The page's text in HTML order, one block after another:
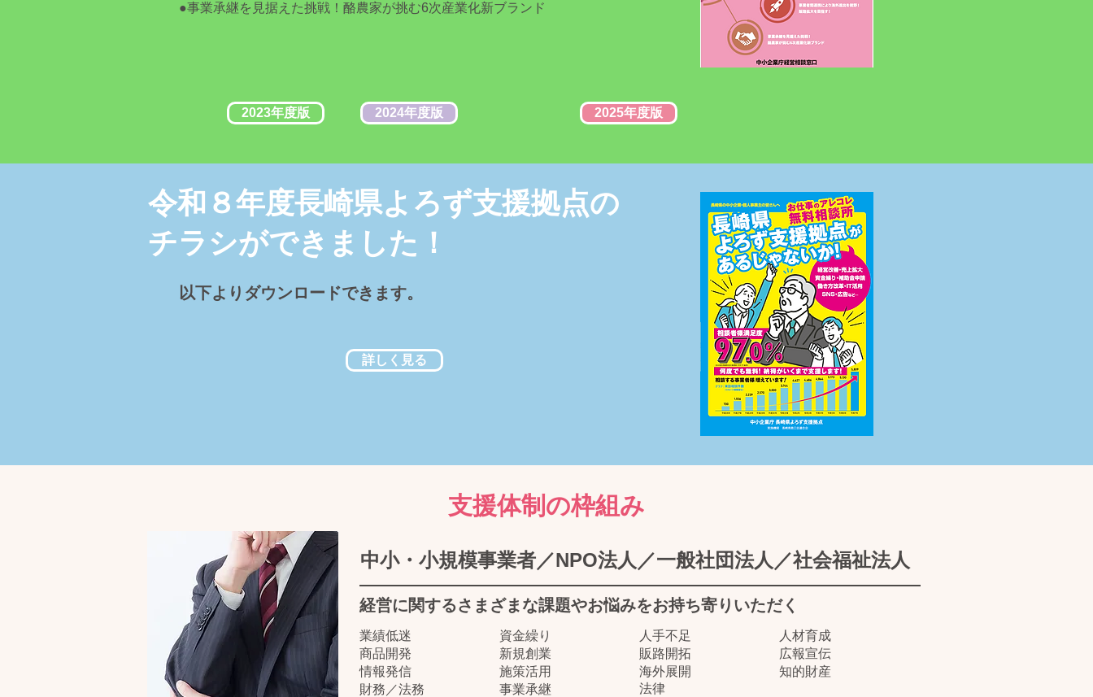
​●事業承継を見据えた挑戦！酪農家が挑む6次産業化新ブランド
2023年度版 2024年度版 2025年度版
令和８年度長崎県よろず支援拠点の
チラシができました！
​以下よりダウンロードできます。
詳しく見る
支援体制の枠組み
中小・小規模事業者／NPO法人／一般社団法人／社会福祉法人
経営に関するさまざまな課題やお悩みをお持ち寄りいただく
​業績低迷
​商品開発
​情報発信
​財務／法務
資金繰り
​新規創業
​施策活用
​事業承継
人手不足
​販路開拓
​海外展開
法律
人材育成
​広報宣伝
​知的財産